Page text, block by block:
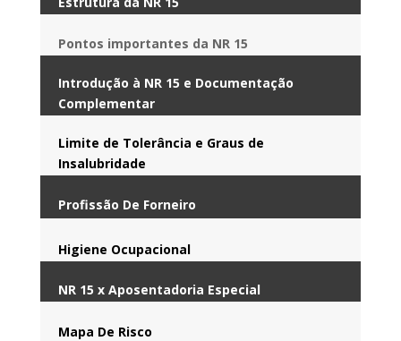
Pontos importantes da NR 15
Introdução à NR 15 e Documentação
Complementar
Limite de Tolerância e Graus de
Insalubridade
Profissão De Forneiro
Higiene Ocupacional
NR 15 x Aposentadoria Especial
Mapa De Risco